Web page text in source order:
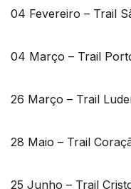
04 Fevereiro – Trail
04 Março – Trail
26 Março – Trail
28 Maio – Trail
25 Junho – Trail